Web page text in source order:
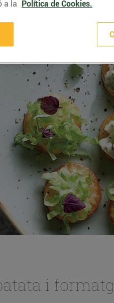
i
a la Política de Cookies.